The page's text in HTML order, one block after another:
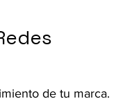
de tu marca.